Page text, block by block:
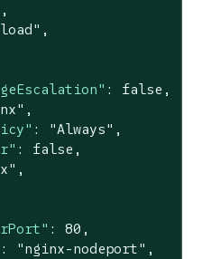
,
: false,
,
: "Always" ,
: false,
,
: 80 ,
: "nginx-nodeport" ,